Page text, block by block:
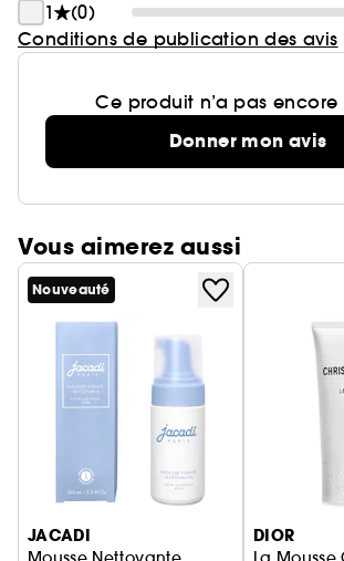
1
(0)
Conditions de publication des avis
Ce produit n’a pas encore
Donner mon avis
Vous aimerez aussi
Nouveauté
JACADI DIOR